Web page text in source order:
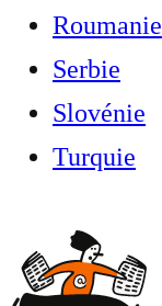
Roumanie
Serbie
Slovénie
Turquie